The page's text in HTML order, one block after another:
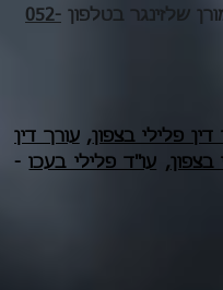
שלזינגר בטלפון 052-
דין פלילי בצפון,עורך דין
בצפון, עו"ד פלילי בעכו-